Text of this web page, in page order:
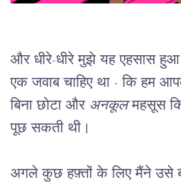
और धीरे-धीरे मुझे यह एहसास
एक जवाब चाहिए था - कि हम
बिना छोटा और अनकूल महसूस
पूछ सकती थी।
अगले कुछ हफ़्तों के लिए मैंने उसे